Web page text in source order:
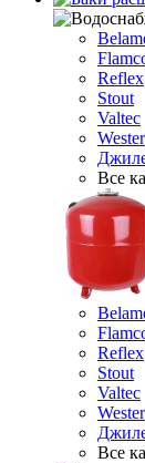
Reflex
Stout
Valtec
Wester
Все
Reflex
Stout
Valtec
Wester
Все